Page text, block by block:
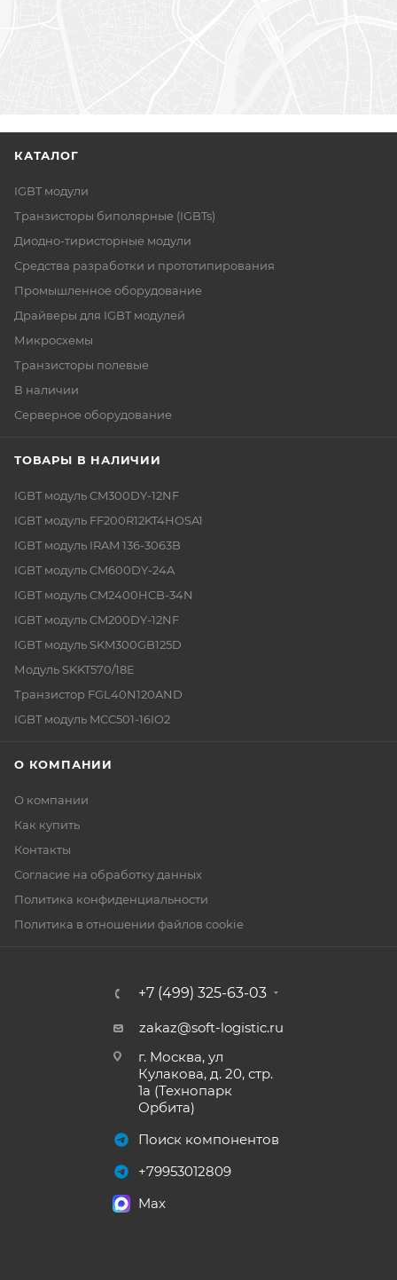
КАТАЛОГ
IGBT модули
Транзисторы биполярные (IGBTs)
Диодно-тиристорные модули
Средства разработки и прототипирования
Промышленное оборудование
Драйверы для IGBT модулей
Микросхемы
Транзисторы полевые
В наличии
Серверное оборудование
ТОВАРЫ В НАЛИЧИИ
IGBT модуль CM300DY-12NF
IGBT модуль FF200R12KT4HOSA1
IGBT модуль IRAM 136-3063B
IGBT модуль CM600DY-24A
IGBT модуль CM2400HCB-34N
IGBT модуль CM200DY-12NF
IGBT модуль SKM300GB125D
Модуль SKKT570/18E
Транзистор FGL40N120AND
IGBT модуль MCC501-16IO2
О КОМПАНИИ
О компании
Как купить
Контакты
Согласие на обработку данных
Политика конфиденциальности
Политика в отношении файлов cookie
+7 (499) 325-63-03
zakaz@soft-logistic.ru
г. Москва, ул
Кулакова, д. 20, стр.
1а (Технопарк
Орбита)
Поиск компонентов
+79953012809
Max